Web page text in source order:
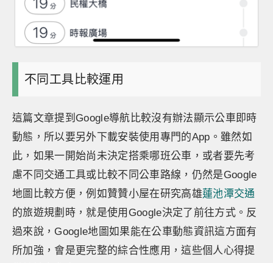
不同工具比較運用
這篇文章提到Google導航比較沒有辦法顯示公車即時
動態，所以要另外下載安裝使用專門的App。雖然如
此，如果一開始尚未決定搭乘哪班公車，或者要先考
慮不同交通工具或比較不同公車路線，仍然是Google
地圖比較方便，例如贊贊小屋在研究高雄蓮池潭交通
的旅遊規劃時，就是使用Google決定了前往方式。反
過來說，Google地圖如果能在公車動態資訊這方面有
所加強，會是更完整的綜合性應用，這些個人心得提